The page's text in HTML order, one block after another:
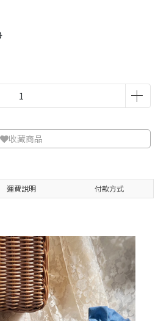
收藏商品
運費說明 付款方式